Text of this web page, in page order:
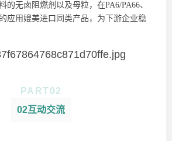
的无卤阻燃剂以及母粒，在PA6/PA66、
应用媲美进口同类产品，为下游企业稳
PART02
02互动交流